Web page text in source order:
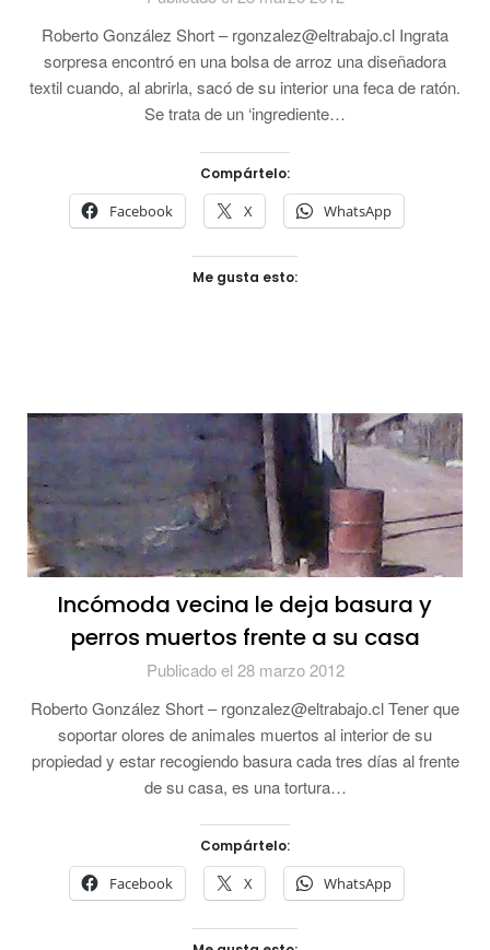
Roberto González Short – rgonzalez@eltrabajo.cl Ingrata
sorpresa encontró en una bolsa de arroz una diseñadora
textil cuando, al abrirla, sacó de su interior una feca de ratón.
Se trata de un ‘ingrediente…
Compártelo:
Facebook X WhatsApp
Me gusta esto:
Incómoda vecina le deja basura y
perros muertos frente a su casa
Publicado el 28 marzo 2012
Roberto González Short – rgonzalez@eltrabajo.cl Tener que
soportar olores de animales muertos al interior de su
propiedad y estar recogiendo basura cada tres días al frente
de su casa, es una tortura…
Compártelo:
Facebook X WhatsApp